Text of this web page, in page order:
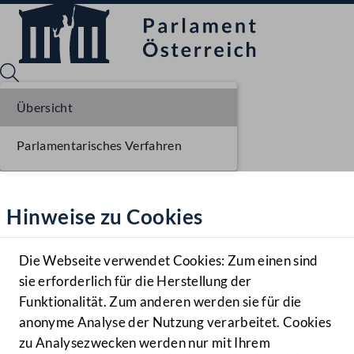
Hilfe
Benutzer
Navigationsmenü öffnen
MENÜ
Hinweise zu Cookies
Die Webseite verwendet Cookies: Zum einen sind
sie erforderlich für die Herstellung der
Funktionalität. Zum anderen werden sie für die
anonyme Analyse der Nutzung verarbeitet. Cookies
zu Analysezwecken werden nur mit Ihrem
Übersicht
Parlamentarisches Verfahren